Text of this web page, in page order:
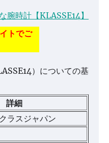
腕時計【KLASSE14】
トでご
）についての基
詳細
ラスジャパン